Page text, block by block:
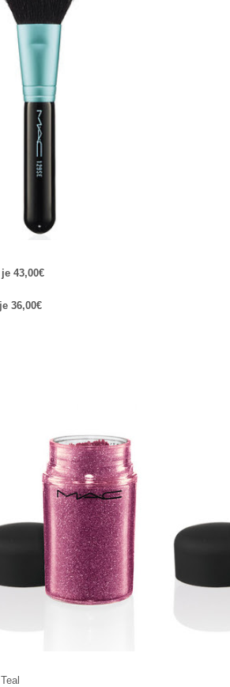
je 43,00€
je 36,00€